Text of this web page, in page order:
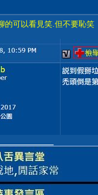
的可以看見笑.但不要恥笑